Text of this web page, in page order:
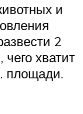
и
2
хватит
площади.